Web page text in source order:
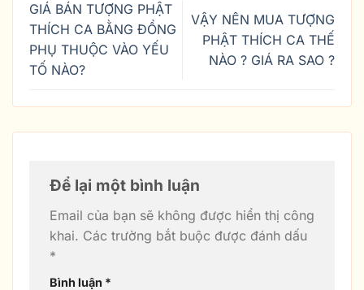
GIÁ BÁN TƯỢNG PHẬT
THÍCH CA BẰNG ĐỒNG
PHỤ THUỘC VÀO YẾU
TỐ NÀO?
VẬY NÊN MUA TƯỢNG
PHẬT THÍCH CA THẾ
NÀO ? GIÁ RA SAO ?
Để lại một bình luận
Email của bạn sẽ không được hiển thị công
khai. Các trường bắt buộc được đánh dấu
*
Bình luận *